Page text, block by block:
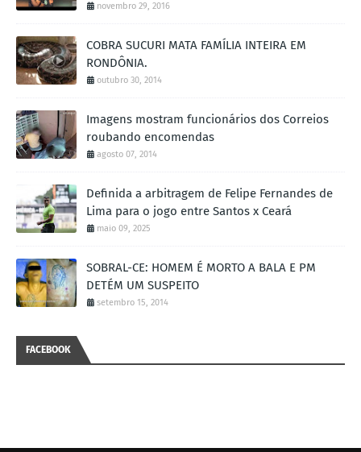
novembro 29, 2016
COBRA SUCURI MATA FAMÍLIA INTEIRA EM
RONDÔNIA.
outubro 30, 2014
Imagens mostram funcionários dos Correios
roubando encomendas
agosto 07, 2014
Definida a arbitragem de Felipe Fernandes de
Lima para o jogo entre Santos x Ceará
maio 09, 2025
SOBRAL-CE: HOMEM É MORTO A BALA E PM
DETÉM UM SUSPEITO
setembro 15, 2014
FACEBOOK